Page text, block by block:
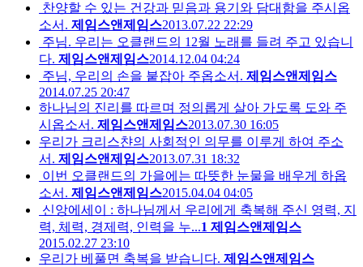
찬양할 수 있는 건강과 믿음과 용기와 담대함을 주시옵
소서. 제임스앤제임스2013.07.22 22:29
주님. 우리는 오클랜드의 12월 노래를 들려 주고 있습니
다. 제임스앤제임스2014.12.04 04:24
주님, 우리의 손을 붙잡아 주옵소서. 제임스앤제임스
2014.07.25 20:47
하나님의 진리를 따르며 정의롭게 살아 가도록 도와 주
시옵소서. 제임스앤제임스2013.07.30 16:05
우리가 크리스챤의 사회적인 의무를 이루게 하여 주소
서. 제임스앤제임스2013.07.31 18:32
이번 오클랜드의 가을에는 따뜻한 눈물을 배우게 하옵
소서. 제임스앤제임스2015.04.04 04:05
신앙에세이 : 하나님께서 우리에게 축복해 주신 영력, 지
력, 체력, 경제력, 인력을 누...1 제임스앤제임스
2015.02.27 23:10
우리가 베풀면 축복을 받습니다. 제임스앤제임스